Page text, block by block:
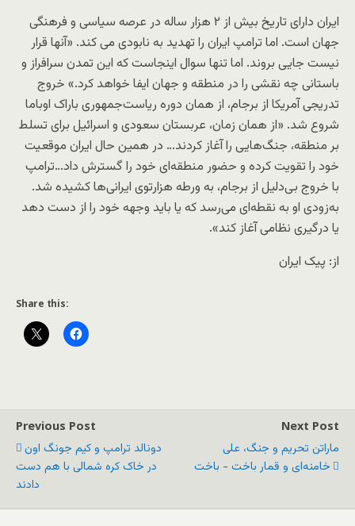
ایران دارای تاریخ بیش از ۲ هزار ساله در عرصه سیاسی و فرهنگی
جهان است. اما ترامپ ایران را تهدید به نابودی می کند. «آنها قرار
نیست جایی بروند. اما تنها سوال اینجاست که این تمدن سرافراز و
باستانی چه نقشی را در منطقه و جهان ایفا خواهد کرد.» خروج
تدریجی آمریکا از برجام، از همان دوره ریاست‌جمهوری باراک اوباما
شروع شد. «از همان زمان، عربستان سعودی و اسرائیل برای تسلط
بر منطقه، جنگ‌هایی را آغاز کردند… در همین حال ایران موقعیت
خود را تقویت کرده و حضور منطقه‌ای خود را گسترش داد…ترامپ
با خروج بی‌دلیل از برجام، به ورطه هزارتوی ایرانی‌ها کشیده شد.
به‌زودی او به نقطه‌ای می‌رسد که یا باید وجهه خود را از دست دهد
یا درگیری نظامی آغاز کند».
از: پیک ایران
Share this:
Previous Post
دونالد ترامپ و کیم جونگ اون
در خاک کره شمالی با هم دست
دادند
Next Post
ماراتن تحریم و جنگ، علی
خامنه‌ای و قمار باخت - باخت